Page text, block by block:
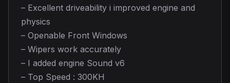
– Excellent driveability i improved engine and
physics
– Openable Front Windows
– Wipers work accurately
– I added engine Sound v6
– Top Speed : 300KH